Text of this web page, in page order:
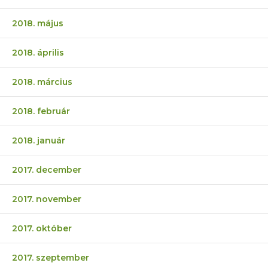
2018. május
2018. április
2018. március
2018. február
2018. január
2017. december
2017. november
2017. október
2017. szeptember